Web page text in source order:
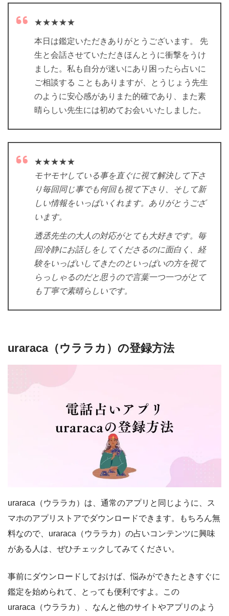
★★★★★
本日は鑑定いただきありがとうございます。 先
生と会話させていただきほんとうに衝撃をうけ
ました。私も自分が迷いにあり困ったら占いに
ご相談する こともありますが、とうじょう先生
のように安心感がありまた的確であり、また素
晴らしい先生には初めてお会いいたしました。
★★★★★
モヤモヤしている事を直ぐに視て解決して下さ
り毎回同じ事でも何回も視て下さり、そして新
しい情報をいっぱいくれます。ありがとうござ
います。
透丞先生の大人の対応がとても大好きです。毎
回冷静にお話しをしてくださるのに面白く、経
験をいっぱいしてきたのといっぱいの方を視て
らっしゃるのだと思うので言葉一つ一つがとて
も丁寧で素晴らしいです。
uraraca（ウララカ）の登録方法
uraraca（ウララカ）は、通常のアプリと同じように、ス
マホのアプリストアでダウンロードできます。もちろん無
料なので、uraraca（ウララカ）の占いコンテンツに興味
がある人は、ぜひチェックしてみてください。
事前にダウンロードしておけば、悩みができたときすぐに
鑑定を始められて、とっても便利ですよ。この
uraraca（ウララカ）、なんと他のサイトやアプリのよう